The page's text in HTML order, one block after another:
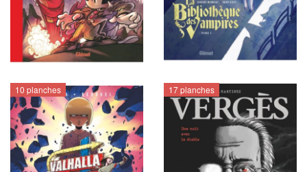
10 planches 17 planches